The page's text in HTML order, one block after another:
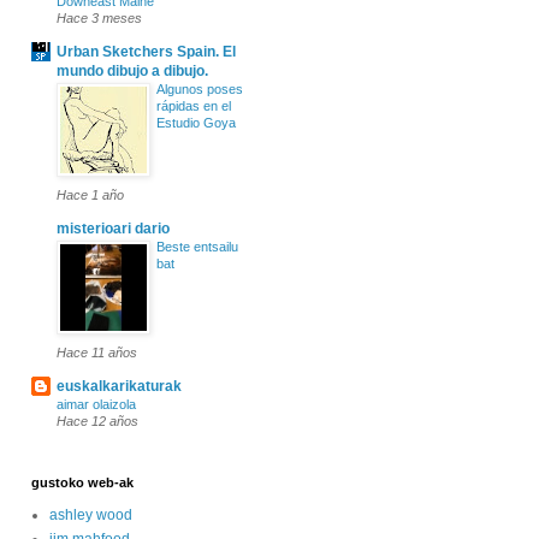
Hace 3 meses
Urban Sketchers Spain. El
mundo dibujo a dibujo.
Algunos poses
rápidas en el
Estudio Goya
Hace 1 año
misterioari dario
Beste entsailu
bat
Hace 11 años
euskalkarikaturak
aimar olaizola
Hace 12 años
gustoko web-ak
ashley wood